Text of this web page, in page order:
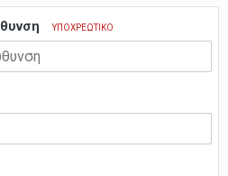
ΥΠΟΧΡΕΩΤΙΚΌ